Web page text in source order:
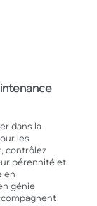
dans la
les
contrôlez
pérennité et
en
génie